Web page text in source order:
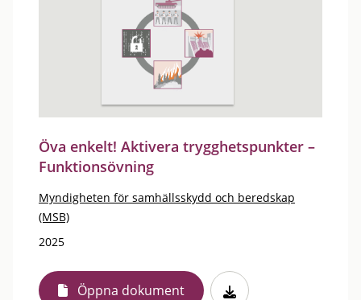
Öva enkelt! Aktivera trygghetspunkter –
Funktionsövning
Myndigheten för samhällsskydd och beredskap
(MSB)
2025
Öppna dokument